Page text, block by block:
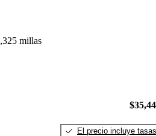
millas
El precio incluye tasas